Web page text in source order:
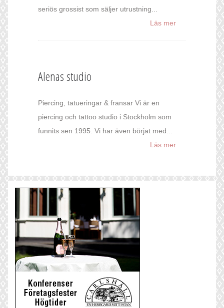
seriös grossist som säljer utrustning...
Läs mer
Alenas studio
Piercing, tatueringar & fransar Vi är en
piercing och tattoo studio i Stockholm som
funnits sen 1995. Vi har även börjat med...
Läs mer